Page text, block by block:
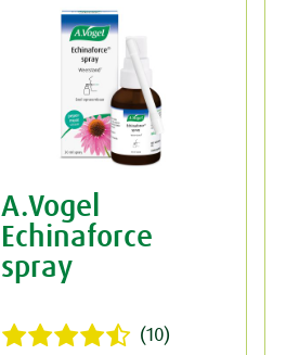
A.Vogel
Echinaforce
spray
(10)